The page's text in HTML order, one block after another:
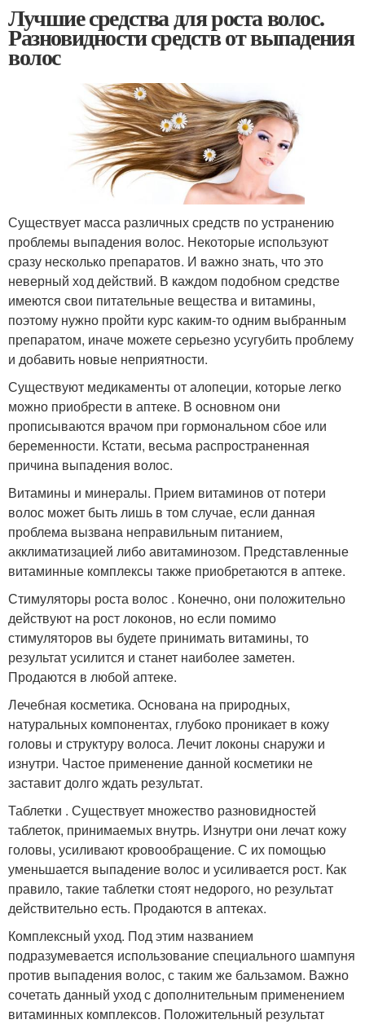
Лучшие средства для роста волос.
Разновидности средств от выпадения
волос
Существует масса различных средств по устранению
проблемы выпадения волос. Некоторые используют
сразу несколько препаратов. И важно знать, что это
неверный ход действий. В каждом подобном средстве
имеются свои питательные вещества и витамины,
поэтому нужно пройти курс каким-то одним выбранным
препаратом, иначе можете серьезно усугубить проблему
и добавить новые неприятности.
Существуют медикаменты от алопеции, которые легко
можно приобрести в аптеке. В основном они
прописываются врачом при гормональном сбое или
беременности. Кстати, весьма распространенная
причина выпадения волос.
Витамины и минералы. Прием витаминов от потери
волос может быть лишь в том случае, если данная
проблема вызвана неправильным питанием,
акклиматизацией либо авитаминозом. Представленные
витаминные комплексы также приобретаются в аптеке.
Стимуляторы роста волос . Конечно, они положительно
действуют на рост локонов, но если помимо
стимуляторов вы будете принимать витамины, то
результат усилится и станет наиболее заметен.
Продаются в любой аптеке.
Лечебная косметика. Основана на природных,
натуральных компонентах, глубоко проникает в кожу
головы и структуру волоса. Лечит локоны снаружи и
изнутри. Частое применение данной косметики не
заставит долго ждать результат.
Таблетки . Существует множество разновидностей
таблеток, принимаемых внутрь. Изнутри они лечат кожу
головы, усиливают кровообращение. С их помощью
уменьшается выпадение волос и усиливается рост. Как
правило, такие таблетки стоят недорого, но результат
действительно есть. Продаются в аптеках.
Комплексный уход. Под этим названием
подразумевается использование специального шампуня
против выпадения волос, с таким же бальзамом. Важно
сочетать данный уход с дополнительным применением
витаминных комплексов. Положительный результат